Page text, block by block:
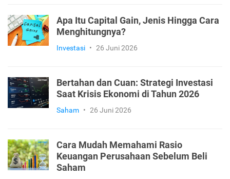
Apa Itu Capital Gain, Jenis Hingga Cara
Menghitungnya?
Investasi • 26 Juni 2026
Bertahan dan Cuan: Strategi Investasi
Saat Krisis Ekonomi di Tahun 2026
Saham • 26 Juni 2026
Cara Mudah Memahami Rasio
Keuangan Perusahaan Sebelum Beli
Saham